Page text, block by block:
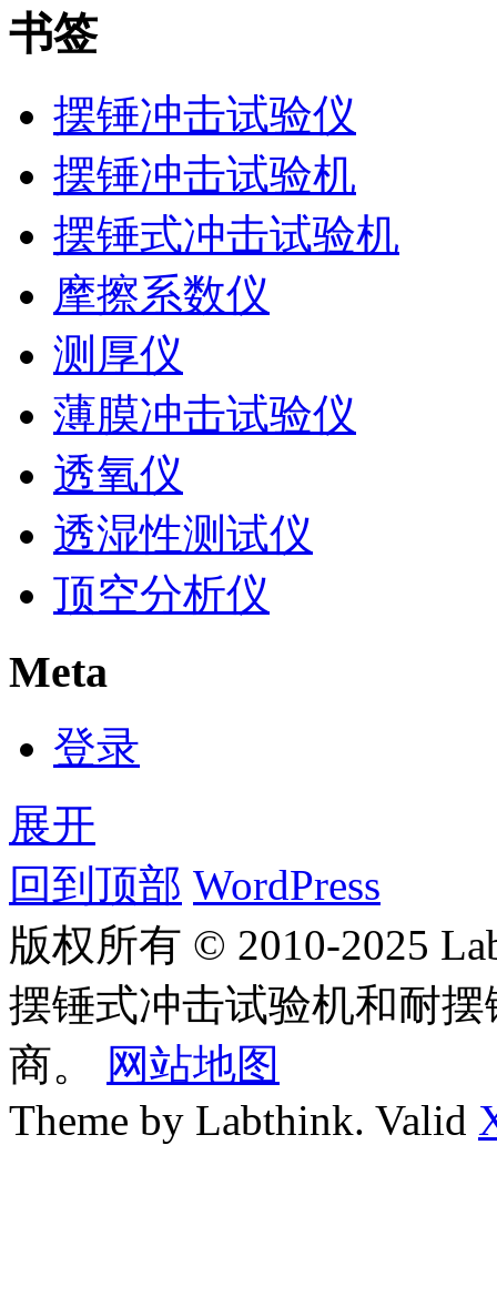
书签
摆锤冲击试验仪
摆锤冲击试验机
摆锤式冲击试验机
摩擦系数仪
测厚仪
薄膜冲击试验仪
透氧仪
透湿性测试仪
顶空分析仪
Meta
登录
展开
回到顶部 WordPress
版权所有 © 2010-2025
摆锤式冲击试验机和耐
商。
网站地图
Theme by Labthink. Valid